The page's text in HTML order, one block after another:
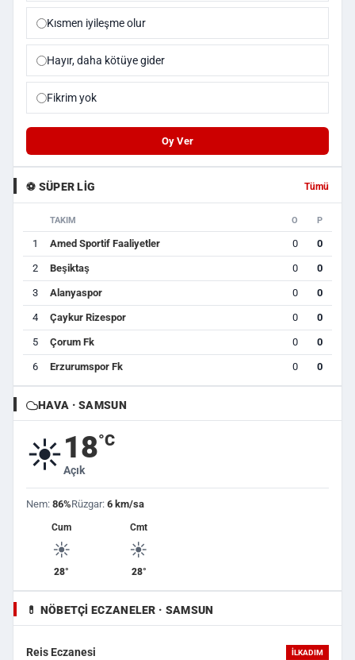
Kısmen iyileşme olur
Hayır, daha kötüye gider
Fikrim yok
Oy Ver
⚽ SÜPER LIG Tümü
TAKIM O P
1 Amed Sportif Faaliyetler 0 0
2 Beşiktaş 0 0
3 Alanyaspor 0 0
4 Çaykur Rizespor 0 0
5 Çorum Fk 0 0
6 Erzurumspor Fk 0 0
HAVA · SAMSUN
☀️18°C
Açık
Nem: 86%Rüzgar: 6 km/sa
Cum
☀️
28°
Cmt
☀️
28°
💊 NÖBETÇI ECZANELER · SAMSUN
Reis Eczanesi İLKADIM